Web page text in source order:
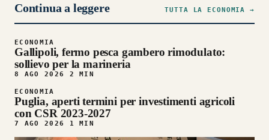
Continua a leggere TUTTA LA ECONOMIA →
ECONOMIA
Gallipoli, fermo pesca gambero rimodulato:
sollievo per la marineria
8 AGO 2026 2 MIN
ECONOMIA
Puglia, aperti termini per investimenti agricoli
con CSR 2023-2027
7 AGO 2026 1 MIN